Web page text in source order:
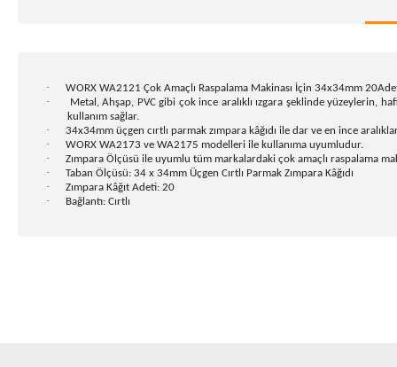
· WORX WA2121 Çok Amaçlı Raspalama Makinası İçin 34x34mm
·
Metal, Ahşap, PVC gibi çok ince aralıklı ızgara şeklinde yüzeylerin,
kullanım sağlar.
· 34x34mm üçgen cırtlı parmak zımpara kâğıdı ile dar ve en ince
· WORX WA2173 ve WA2175 modelleri ile kullanıma uyumludur.
· Zımpara Ölçüsü ile uyumlu tüm markalardaki çok amaçlı raspalama
· Taban Ölçüsü: 34 x 34mm Üçgen Cırtlı Parmak Zımpara Kâğıdı
· Zımpara Kâğıt Adeti: 20
· Bağlantı: Cırtlı